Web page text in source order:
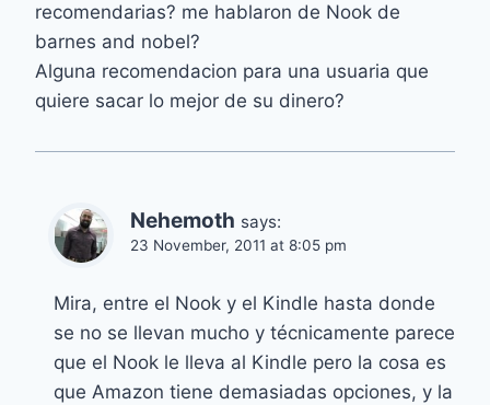
recomendarias? me hablaron de Nook de
barnes and nobel?
Alguna recomendacion para una usuaria que
quiere sacar lo mejor de su dinero?
Nehemoth says:
23 November, 2011 at 8:05 pm
Mira, entre el Nook y el Kindle hasta donde
se no se llevan mucho y técnicamente parece
que el Nook le lleva al Kindle pero la cosa es
que Amazon tiene demasiadas opciones, y la